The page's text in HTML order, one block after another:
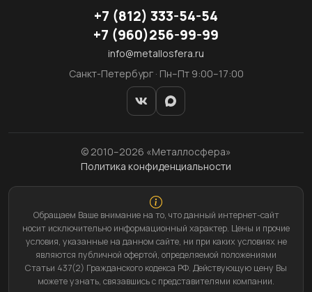
+7 (812) 333-54-54
+7 (960)256-99-99
info@metallosfera.ru
Санкт-Петербург · Пн–Пт 9:00–17:00
© 2010–2026 «Металлосфера»
Политика конфиденциальности
Обращаем Ваше внимание на то, что данный интернет-сайт
носит исключительно информационный характер. Цены и прочие
условия, указанные на данном сайте, ни при каких условиях не
являются публичной офертой, определяемой положениями
Статьи 437(2) Гражданского кодекса РФ. Действующую цену Вы
можете узнать, связавшись с представителями компании.